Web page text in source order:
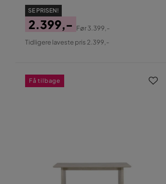
SE PRISEN!
Pris
2.399,-
Original
Før3.399,-
Tidligere laveste pris 2.399,-
Få tilbage